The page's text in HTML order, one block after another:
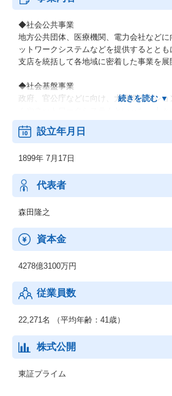
◆社会公共事業
地方公共団体、医療機関、電力会社など
ットワークシステムなどを提供するととも
支店を統括して各地域に密着した事業を展
◆社会基盤事業
政府、官公庁などに向け、大規模ミッショ
できるための社会インフラを提供していま
製造業、流通・サービス業、金融業などの
ションを提供し、お客さまの新サービス
います。最先端のデジタル技術を活用し、
じて、人やモノ、プロセスを企業・産業
リューチェーン全体で新たな価値を生み出
◆ネットワークサービス事業
通信事業者向けに、ネットワーク構築に必
に、IoT/5G時代に向けてネットワークへの
中、テレコムキャリア市場で培ったネッ
スプロバイダや製造業、流通・サービス業
展開していきます。
海外市場を対象として、セーファーシティ
ィ、デジタル・ガバメント、デジタル・フ
スプロバイダ向けソフトウェア・サービス
提供しています。AI、IoT関連の先端技術
設立年月日
1899年 7月17日
代表者
森田隆之
資本金
4278億3100万円
従業員数
22,271名 （平均年齢：41歳）
株式公開
東証プライム